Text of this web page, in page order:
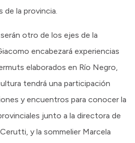
la provincia.
otro de los ejes de la
encabezará experiencias
elaborados en Río Negro,
tendrá una participación
y encuentros para conocer la
junto a la directora de
y la sommelier Marcela